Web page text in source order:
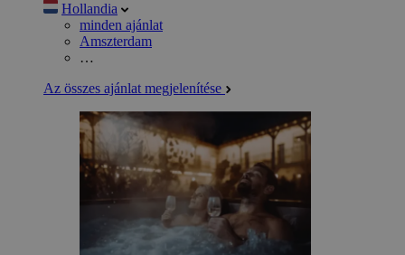
Hollandia
minden ajánlat
Amszterdam
…
Az összes ajánlat megjelenítése